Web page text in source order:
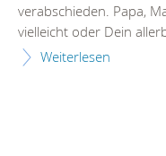
verabschieden. Papa,
vielleicht oder Dein
Weiterlesen